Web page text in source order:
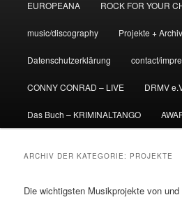
EUROPEANA ROCK FOR YOUR
music/discography Projekte + Archiv
Datenschutzerklärung contact/
CONNY CONRAD – LIVE DRMV
Das Buch – KRIMINALTANGO
ARCHIV DER KATEGORIE: PROJEKTE
Die wichtigsten Musikprojekte von